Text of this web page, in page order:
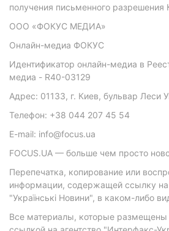
получения письменного разрешения
ООО «ФОКУС МЕДИА»
Онлайн-медиа ФОКУС
Идентификатор онлайн-медиа в
медиа - R40-03129
Адрес: 01133, г. Киев, бульвар Леси
Телефон: +38 044 207 45 54
E-mail: info@focus.ua
FOCUS.UA — больше чем просто
Перепечатка, копирование или
информации, содержащей ссылку на
"Українські Новини", в каком-либо
Все материалы, которые размещены